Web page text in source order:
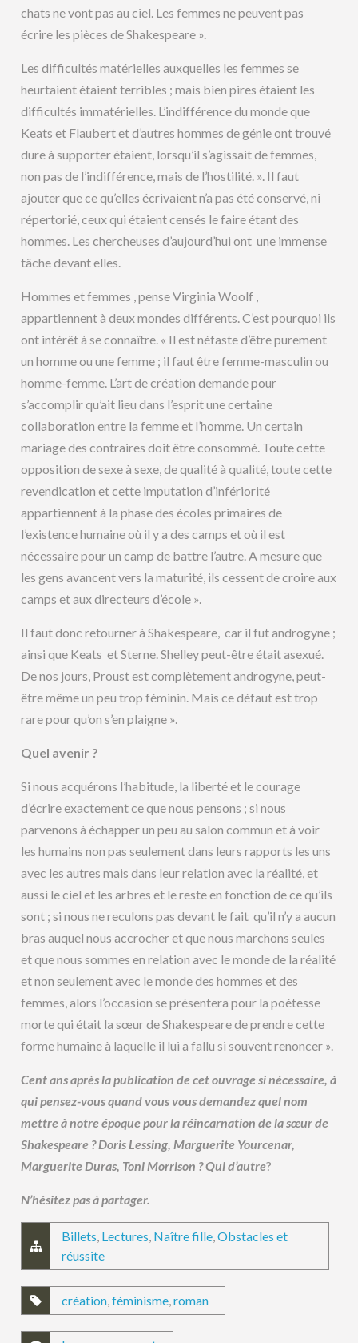
chats ne vont pas au ciel. Les femmes ne peuvent pas
écrire les pièces de Shakespeare ».
Les difficultés matérielles auxquelles les femmes se
heurtaient étaient terribles ; mais bien pires étaient les
difficultés immatérielles. L’indifférence du monde que
Keats et Flaubert et d’autres hommes de génie ont trouvé
dure à supporter étaient, lorsqu’il s’agissait de femmes,
non pas de l’indifférence, mais de l’hostilité. ». Il faut
ajouter que ce qu’elles écrivaient n’a pas été conservé, ni
répertorié, ceux qui étaient censés le faire étant des
hommes. Les chercheuses d’aujourd’hui ont une immense
tâche devant elles.
Hommes et femmes , pense Virginia Woolf ,
appartiennent à deux mondes différents. C’est pourquoi ils
ont intérêt à se connaître. « Il est néfaste d’être purement
un homme ou une femme ; il faut être femme-masculin ou
homme-femme. L’art de création demande pour
s’accomplir qu’ait lieu dans l’esprit une certaine
collaboration entre la femme et l’homme. Un certain
mariage des contraires doit être consommé. Toute cette
opposition de sexe à sexe, de qualité à qualité, toute cette
revendication et cette imputation d’infériorité
appartiennent à la phase des écoles primaires de
l’existence humaine où il y a des camps et où il est
nécessaire pour un camp de battre l’autre. A mesure que
les gens avancent vers la maturité, ils cessent de croire aux
camps et aux directeurs d’école ».
Il faut donc retourner à Shakespeare, car il fut androgyne ;
ainsi que Keats et Sterne. Shelley peut-être était asexué.
De nos jours, Proust est complètement androgyne, peut-
être même un peu trop féminin. Mais ce défaut est trop
rare pour qu’on s’en plaigne ».
Quel avenir ?
Si nous acquérons l’habitude, la liberté et le courage
d’écrire exactement ce que nous pensons ; si nous
parvenons à échapper un peu au salon commun et à voir
les humains non pas seulement dans leurs rapports les uns
avec les autres mais dans leur relation avec la réalité, et
aussi le ciel et les arbres et le reste en fonction de ce qu’ils
sont ; si nous ne reculons pas devant le fait qu’il n’y a aucun
bras auquel nous accrocher et que nous marchons seules
et que nous sommes en relation avec le monde de la réalité
et non seulement avec le monde des hommes et des
femmes, alors l’occasion se présentera pour la poétesse
morte qui était la sœur de Shakespeare de prendre cette
forme humaine à laquelle il lui a fallu si souvent renoncer ».
Cent ans après la publication de cet ouvrage si nécessaire, à
qui pensez-vous quand vous vous demandez quel nom
mettre à notre époque pour la réincarnation de la sœur de
Shakespeare ? Doris Lessing, Marguerite Yourcenar,
Marguerite Duras, Toni Morrison ? Qui d’autre?
N’hésitez pas à partager.
Billets, Lectures, Naître fille,Obstacles et
réussite
création,féminisme,roman